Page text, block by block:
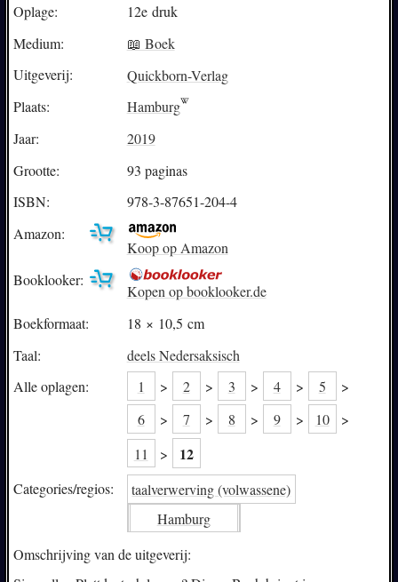
Oplage:
12e druk
Medium:
📖 Boek
Uitgeverij:
Quickborn-Verlag
Plaats:
Hamburg
Jaar:
2019
Grootte:
93 paginas
ISBN:
978-3-87651-204-4
Amazon:
Koop op Amazon
Booklooker:
Kopen op booklooker.de
Boekformaat:
18 × 10,5 cm
Taal:
deels Nedersaksisch
Alle oplagen:
1 > 2 > 3 > 4 > 5
>
6
> 7 > 8 > 9 > 10
>
11
> 12
Categories/regios:
taalverwerving (volwassene)
Hamburg
Omschrijving van de uitgeverij: